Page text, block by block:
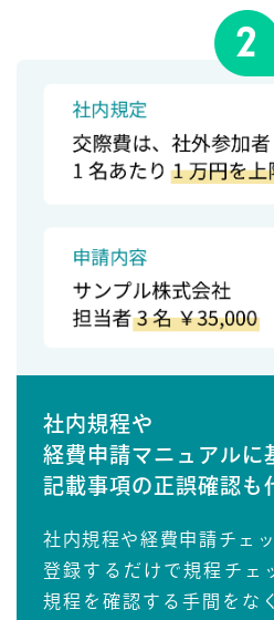
社内規程や
経費申請マニュアルに
記載事項の正誤確認も
社内規程や経費申請チェ
登録するだけで規程チェ
規程を確認する手間をな